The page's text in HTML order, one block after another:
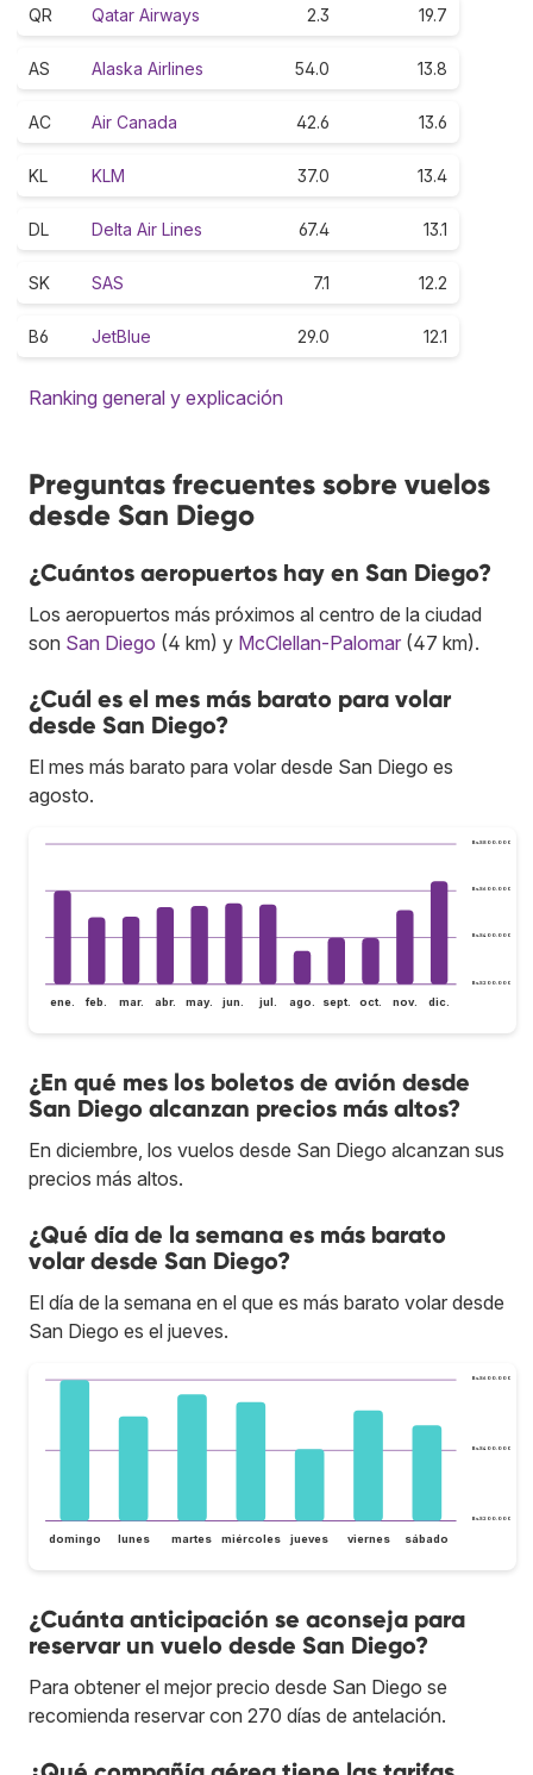
QR Qatar Airways 2.3 19.7
AS Alaska Airlines 54.0 13.8
AC Air Canada 42.6 13.6
KL KLM 37.0 13.4
DL Delta Air Lines 67.4 13.1
SK SAS 7.1 12.2
B6 JetBlue 29.0 12.1
Ranking general y explicación
Preguntas frecuentes sobre vuelos
desde San Diego
¿Cuántos aeropuertos hay en San Diego?
Los aeropuertos más próximos al centro de la ciudad
son San Diego (4 km) y McClellan-Palomar (47 km).
¿Cuál es el mes más barato para volar
desde San Diego?
El mes más barato para volar desde San Diego es
agosto.
Bs.S200.000
Bs.S400.000
Bs.S600.000
Bs.S800.000
ene. feb. mar. abr. may. jun. jul. ago. sept. oct. nov. dic.
¿En qué mes los boletos de avión desde
San Diego alcanzan precios más altos?
En diciembre, los vuelos desde San Diego alcanzan sus
precios más altos.
¿Qué día de la semana es más barato
volar desde San Diego?
El día de la semana en el que es más barato volar desde
San Diego es el jueves.
Bs.S200.000
Bs.S400.000
Bs.S600.000
domingo lunes martes miércoles jueves viernes sábado
¿Cuánta anticipación se aconseja para
reservar un vuelo desde San Diego?
Para obtener el mejor precio desde San Diego se
recomienda reservar con 270 días de antelación.